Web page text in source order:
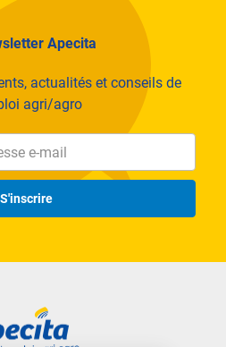
Apecita
actualités et conseils de
agri/agro
S'inscrire